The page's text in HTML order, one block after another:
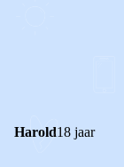
Harold18 jaar